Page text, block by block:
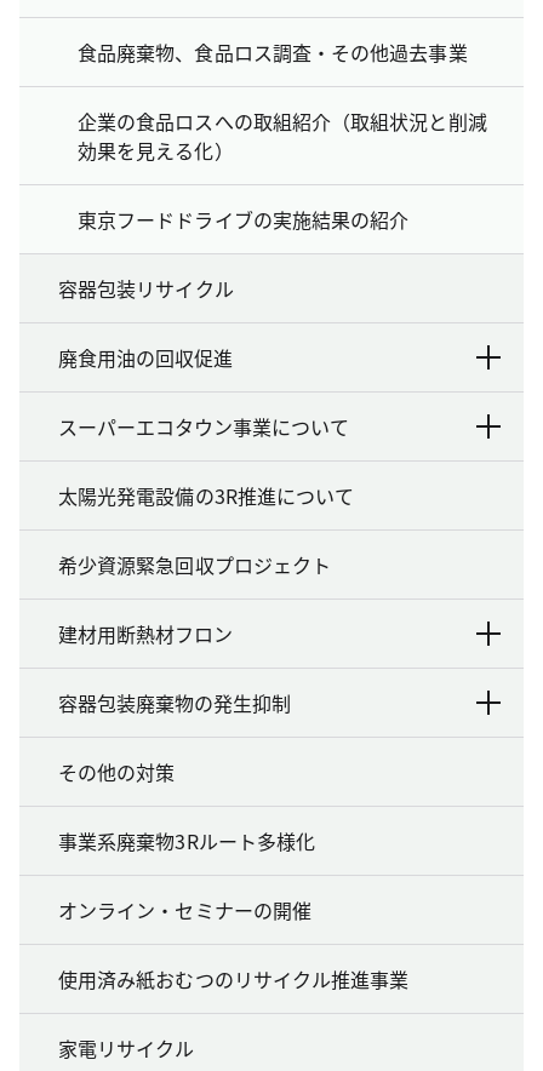
食品廃棄物、食品ロス調査・その他過去事業
企業の食品ロスへの取組紹介（取組状況と削減
効果を見える化）
東京フードドライブの実施結果の紹介
容器包装リサイクル
廃食用油の回収促進
スーパーエコタウン事業について
太陽光発電設備の3R推進について
希少資源緊急回収プロジェクト
建材用断熱材フロン
容器包装廃棄物の発生抑制
その他の対策
事業系廃棄物3Rルート多様化
オンライン・セミナーの開催
使用済み紙おむつのリサイクル推進事業
家電リサイクル